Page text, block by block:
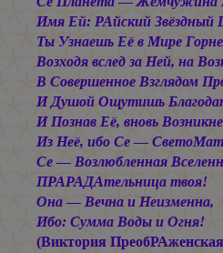
Имя Ей: РАйский Звёздный
Ты Узнаешь Её в Мире
Возходя вслед за Ней, на
В Совершенное Взглядом
И Душой Ощутишь
И Познав Её, вновь
Из Неё, ибо Се —
Се — Возлюбленная
ПРАРАДАтельница твоя!
Она — Вечна и Неизменна,
Ибо: Сумма Воды и Огня!
(Виктория